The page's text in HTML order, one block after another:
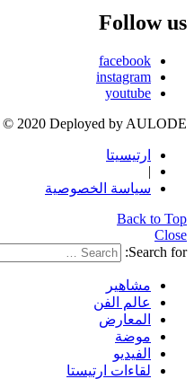
Follow us
facebook
instagram
youtube
© 2020 Deployed by AULODE
ارتيسيتا
|
سياسة الخصوصية
Back to Top
Close
Search for:
مشاهير
عالم الفن
المعارض
موضة
الفيديو
لقاءات ارتيستا